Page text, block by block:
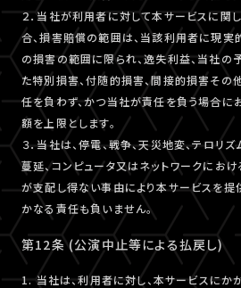
２．当社が利用者に対して本サービスに関
合、損害賠償の範囲は、当該利用者に現
の損害の範囲に限られ、逸失利益、当社
た特別損害、付随的損害、間接的損害その
任を負わず、かつ当社が責任を負う場合
額を上限とします。
３．当社は、停電、戦争、天災地変、テロリ
蔓延、コンピュータ又はネットワークにお
が支配し得ない事由により本サービスを提
かなる責任も負いません。
第12条 (公演中止等による払戻し)
1. 当社は、利用者に対し、本サービスにか